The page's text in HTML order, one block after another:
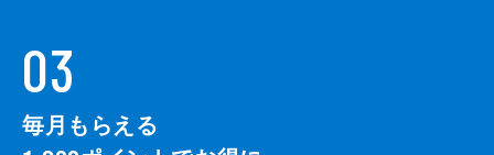
03
毎月もらえる